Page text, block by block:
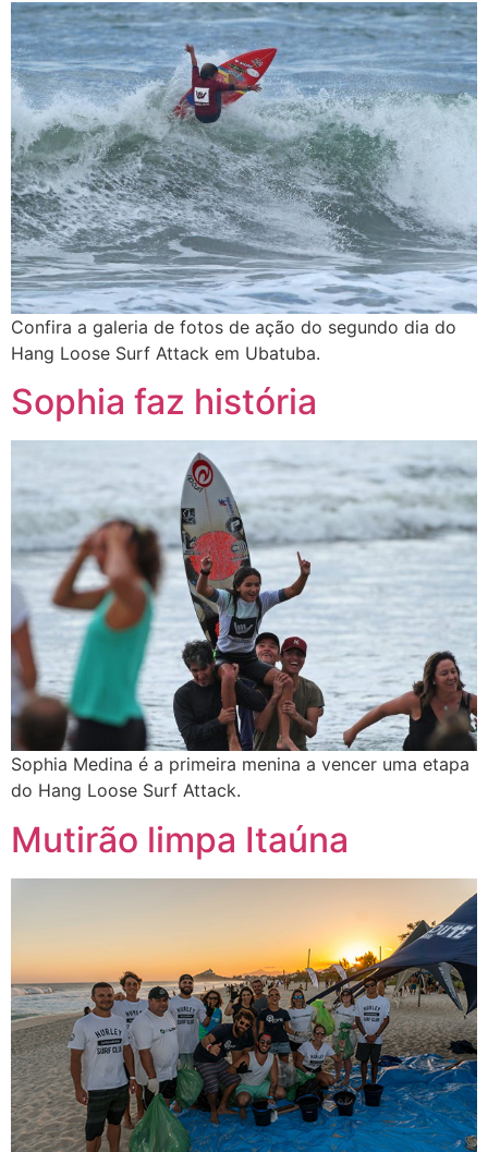
Confira a galeria de fotos de ação do segundo dia do
Hang Loose Surf Attack em Ubatuba.
Sophia faz história
Sophia Medina é a primeira menina a vencer uma etapa
do Hang Loose Surf Attack.
Mutirão limpa Itaúna